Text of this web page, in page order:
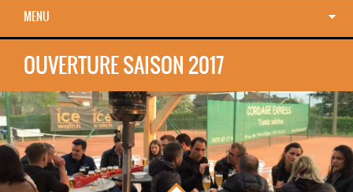
MENU
OUVERTURE SAISON 2017